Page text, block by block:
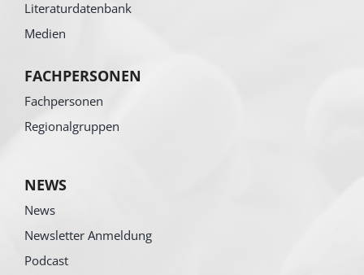
Literaturdatenbank
Medien
FACHPERSONEN
Fachpersonen
Regionalgruppen
NEWS
News
Newsletter Anmeldung
Podcast